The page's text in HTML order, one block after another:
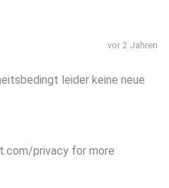
vor 2 Jahren
leider keine neue
privacy for more